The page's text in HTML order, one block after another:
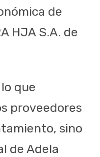
de
HJA S.A. de
que
proveedores
sino
de Adela